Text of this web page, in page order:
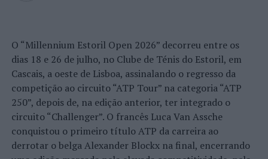
lugares se mantiveram inalterados. Lisboa, Porto,
Cascais, Braga, Coimbra, Vila Nova de Gaia e Sintra,
resistem nos lugares que ocuparam na edição de 2021 e
consolidam-se como as 7 marcas com melhor
desempenho entre os 308 municípios portugueses.
A primeira mudança aparece no 8º lugar, devido à
escalada de duas posições do Funchal, seguido de
O “Millennium Estoril Open 2026” decorreu entre os
dias 18 e 26 de julho, no Clube de Ténis do Estoril, em
Cascais, a oeste de Lisboa, assinalando o regresso da
competição ao circuito “ATP Tour” na categoria “ATP
250”, depois de, na edição anterior, ter integrado o
circuito “Challenger”. O francês Luca Van Assche
conquistou o primeiro título ATP da carreira ao
derrotar o belga Alexander Blockx na final, encerrando